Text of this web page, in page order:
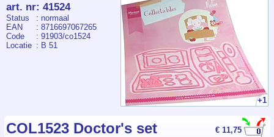
+1
art. nr: 41524
Status
: normaal
EAN
: 8716697067265
Code
: 91903/co1524
Locatie : B 51
€ 11,75
COL1523 Doctor's set